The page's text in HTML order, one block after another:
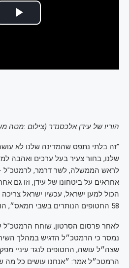
הוריו של עידן אלכסנדר (צילום :מטה
"זה בלתי נתפס שהמדינה שלנו לא
שלנו, בחור צעיר בעל ערכים ואהבה
לראש הממשלה, לשר דרמר, לרמטכ"ל
אחראים על ביטחונו של עידן, וזו גם
הכול למען ישראל, עכשיו ישראל צריכה
58 החטופים הנותרים בשבי חמאס״, הוסיפו.
לאחר פרסום הסרטון, שוחח הרמטכ"ל
נמסר כי הרמטכ״ל הדגיש במהלך
שצה״ל עושה, החטופים לנגד עיניי
הרמטכ״ל אמר: ״אנחנו עושים כל מה